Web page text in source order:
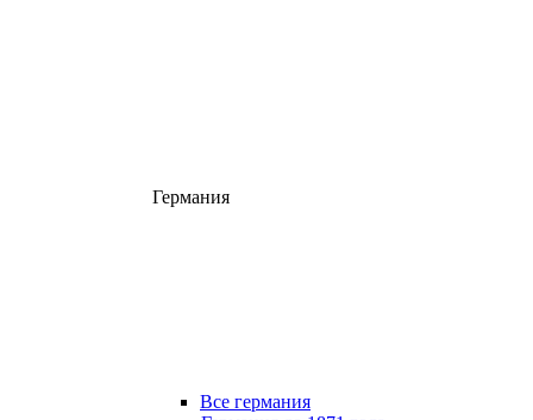
Германия
Все германия